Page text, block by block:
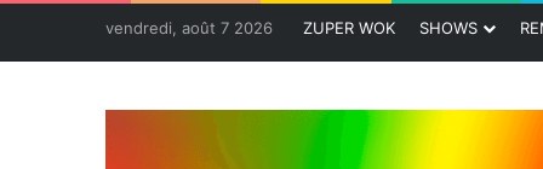
vendredi, août 7 2026 ZUPER WOK SHOWS